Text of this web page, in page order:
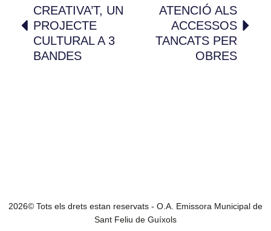
CREATIVA’T, UN
PROJECTE
CULTURAL A 3
BANDES
ATENCIÓ ALS
ACCESSOS
TANCATS PER
OBRES
2026© Tots els drets estan reservats - O.A. Emissora Municipal de
Sant Feliu de Guíxols